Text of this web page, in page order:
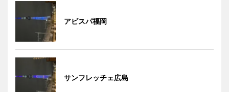
アビスパ福岡
サンフレッチェ広島